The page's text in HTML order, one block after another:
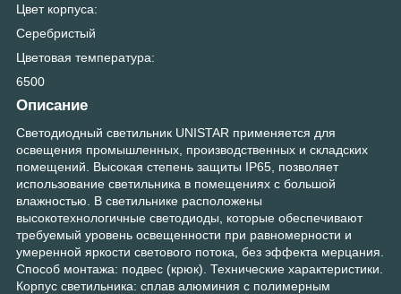
Цвет корпуса:
Серебристый
Цветовая температура:
6500
Описание
Светодиодный светильник UNISTAR применяется для
освещения промышленных, производственных и складских
помещений. Высокая степень защиты IP65, позволяет
использование светильника в помещениях с большой
влажностью. В светильнике расположены
высокотехнологичные светодиоды, которые обеспечивают
требуемый уровень освещенности при равномерности и
умеренной яркости светового потока, без эффекта мерцания.
Способ монтажа: подвес (крюк). Технические характеристики.
Корпус светильника: сплав алюминия с полимерным